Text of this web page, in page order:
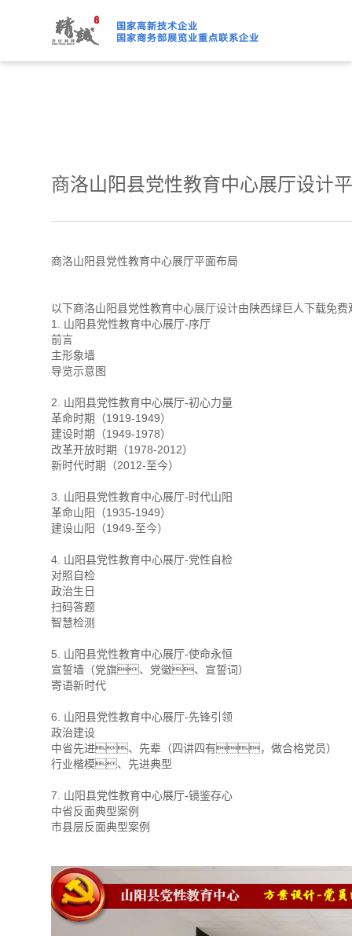
绿巨人下载免费观看,绿巨
商洛山阳县党性教育中心展厅设计
商洛山阳县党性教育中心展厅平面布局
以下商洛山阳县党性教育中心展厅设计由陕西绿巨人下载免费
1. 山阳县党性教育中心展厅-序厅
前言
主形象墙
导览示意图
2. 山阳县党性教育中心展厅-初心力量
革命时期（1919-1949）
建设时期（1949-1978）
改革开放时期（1978-2012）
新时代时期（2012-至今）
3. 山阳县党性教育中心展厅-时代山阳
革命山阳（1935-1949）
建设山阳（1949-至今）
4. 山阳县党性教育中心展厅-党性自检
对照自检
政治生日
扫码答题
智慧检测
5. 山阳县党性教育中心展厅-使命永恒
宣誓墙（党旗、党徽、宣誓词）
寄语新时代
6. 山阳县党性教育中心展厅-先锋引领
政治建设
中省先进、先辈（四讲四有，做合格党员）
行业楷模、先进典型
7. 山阳县党性教育中心展厅-镜鉴存心
中省反面典型案例
市县层反面典型案例